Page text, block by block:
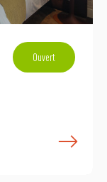
Ouvert